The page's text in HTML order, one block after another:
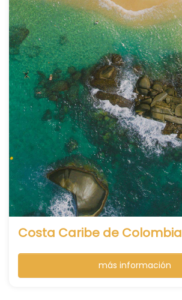
Costa Caribe de Colombia
más información